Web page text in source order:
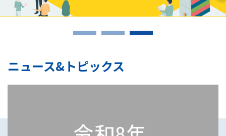
ニュース&トピックス